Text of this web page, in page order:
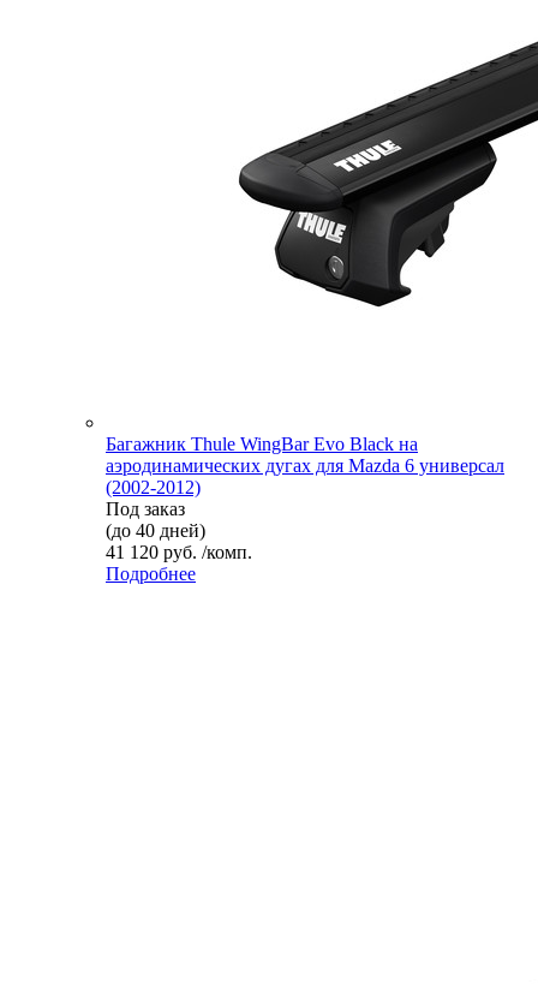
Багажник Thule WingBar Evo Black на
аэродинамических дугах для Mazda 6 универсал
(2002-2012)
Под заказ
(до 40 дней)
41 120 руб. /комп.
Подробнее